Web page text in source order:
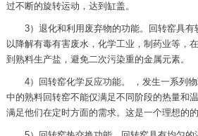
过不断的旋转运动，达到缸盖。
3）退化和利用废弃物的功能。回转窑具
以降解有毒有害废水，化学工业，制药业等，
到熟料生产盐，避免二次污染重的金属元素。
4）回转窑化学反应功能。 ，发生一系列
中的熟料回转窑不能仅满足不同阶段的热量和
满足他们在定时方面的需求。这是一个理想的的